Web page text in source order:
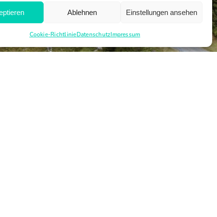
Ablehnen Einstellungen ansehen
Cookie-RichtlinieDatenschutzImpressum